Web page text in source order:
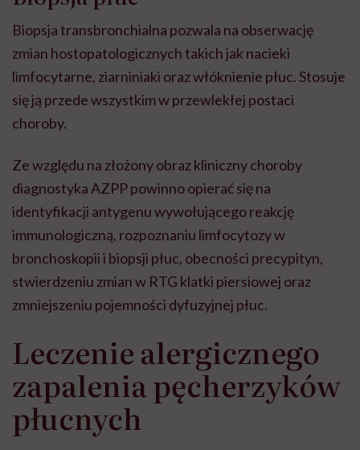
Biopsja transbronchialna pozwala na obserwację
zmian hostopatologicznych takich jak nacieki
limfocytarne, ziarniniaki oraz włóknienie płuc. Stosuje
się ją przede wszystkim w przewlekłej postaci
choroby.
Ze względu na złożony obraz kliniczny choroby
diagnostyka AZPP powinno opierać się na
identyfikacji antygenu wywołującego reakcję
immunologiczną, rozpoznaniu limfocytozy w
bronchoskopii i biopsji płuc, obecności precypityn,
stwierdzeniu zmian w RTG klatki piersiowej oraz
zmniejszeniu pojemności dyfuzyjnej płuc.
Leczenie alergicznego
zapalenia pęcherzyków
płucnych